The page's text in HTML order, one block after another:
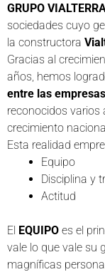
GRUPO
sociedades cuyo
la constructora
Gracias al
años, hemos
entre las
reconocidos varios
crecimiento
Esta realidad
Equipo
Disciplina y
Actitud
El EQUIPO es el
vale lo que vale su
magníficas